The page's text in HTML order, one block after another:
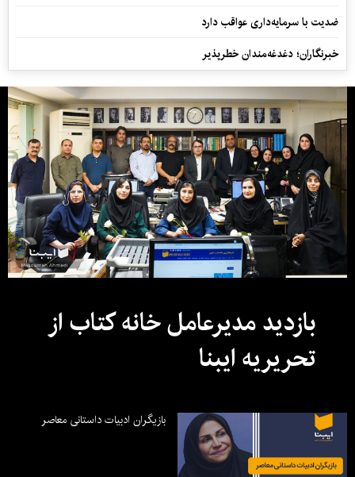
ضدیت با سرمایه‌داری عواقب دارد
خبرنگاران؛ دغدغه‌مندان خطرپذیر
بازدید مدیرعامل خانه کتاب از
تحریریه ایبنا
بازیگران ادبیات داستانی معاصر